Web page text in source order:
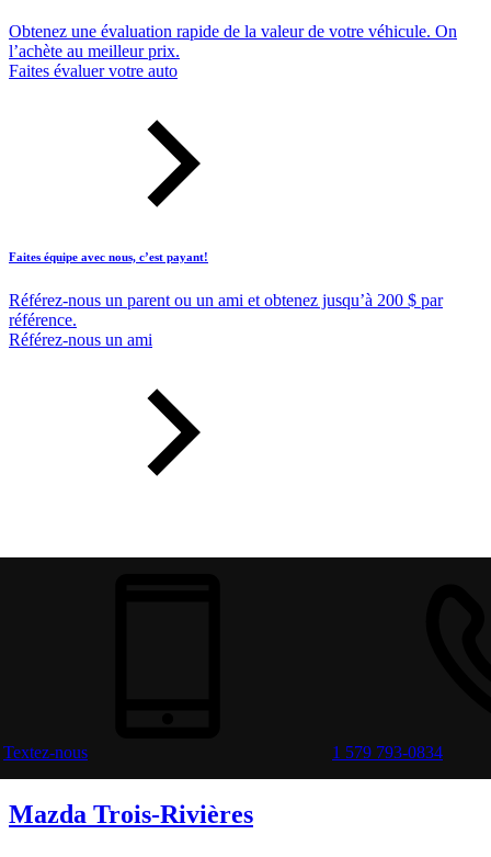
Obtenez une évaluation rapide de la valeur de votre véhicule. On
l’achète au meilleur prix.
Faites évaluer votre auto
Faites équipe avec nous, c’est payant!
Référez-nous un parent ou un ami et obtenez jusqu’à 200 $ par
référence.
Référez-nous un ami
Textez-nous 1 579 793-0834
Mazda Trois-Rivières